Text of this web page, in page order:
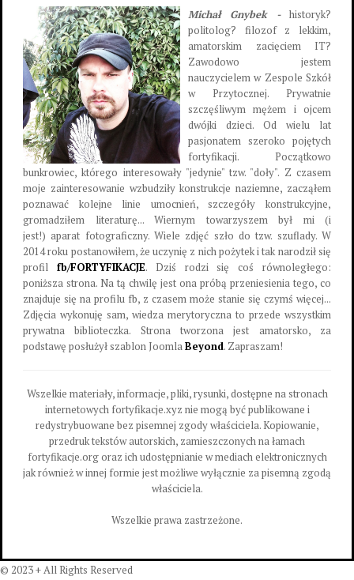
Michał Gnybek - historyk?
politolog? filozof z lekkim,
amatorskim zacięciem IT?
Zawodowo jestem
nauczycielem w Zespole Szkół
w Przytocznej. Prywatnie
szczęśliwym mężem i ojcem
dwójki dzieci. Od wielu lat
pasjonatem szeroko pojętych
fortyfikacji. Początkowo
bunkrowiec, którego interesowały "jedynie" tzw. "doły". Z czasem
moje zainteresowanie wzbudziły konstrukcje naziemne, zacząłem
poznawać kolejne linie umocnień, szczegóły konstrukcyjne,
gromadziłem literaturę... Wiernym towarzyszem był mi (i
jest!) aparat fotograficzny. Wiele zdjęć szło do tzw. szuflady. W
2014 roku postanowiłem, że uczynię z nich pożytek i tak narodził się
profil fb/FORTYFIKACJE. Dziś rodzi się coś równoległego:
poniższa strona. Na tą chwilę jest ona próbą przeniesienia tego, co
znajduje się na profilu fb, z czasem może stanie się czymś więcej...
Zdjęcia wykonuję sam, wiedza merytoryczna to przede wszystkim
prywatna biblioteczka. Strona tworzona jest amatorsko, za
podstawę posłużył szablon JoomlaBeyond. Zapraszam!
Wszelkie materiały, informacje, pliki, rysunki, dostępne na stronach
internetowych fortyfikacje.xyz nie mogą być publikowane i
redystrybuowane bez pisemnej zgody właściciela. Kopiowanie,
przedruk tekstów autorskich, zamieszczonych na łamach
fortyfikacje.org oraz ich udostępnianie w mediach elektronicznych
jak również w innej formie jest możliwe wyłącznie za pisemną zgodą
właściciela.
Wszelkie prawa zastrzeżone.
© 2023 + All Rights Reserved